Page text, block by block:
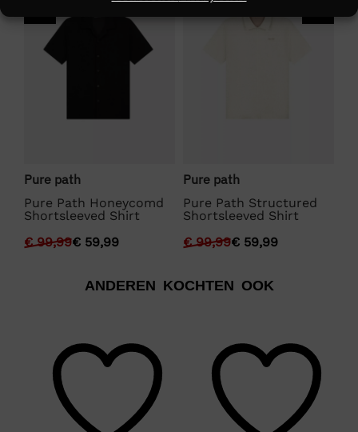
54
Pure path
Pure Path Honeycomd
Shortsleeved Shirt
€99,99€ 59,99
Pure path
Pure Path Structured
Shortsleeved Shirt
€99,99€ 59,99
ANDEREN KOCHTEN OOK